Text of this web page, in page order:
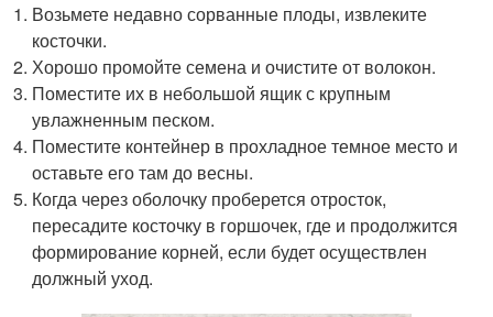
Возьмете недавно сорванные плоды, извлеките
косточки.
Хорошо промойте семена и очистите от волокон.
Поместите их в небольшой ящик с крупным
увлажненным песком.
Поместите контейнер в прохладное темное место и
оставьте его там до весны.
Когда через оболочку проберется отросток,
пересадите косточку в горшочек, где и продолжится
формирование корней, если будет осуществлен
должный уход.